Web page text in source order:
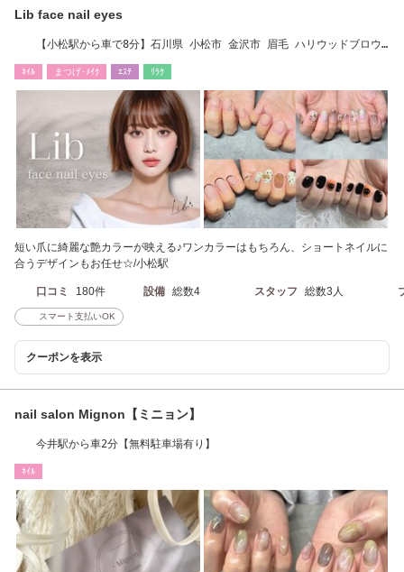
Lib face nail eyes
【小松駅から車で8分】石川県 小松市 金沢市 眉毛 ハリウッドブロウ
ﾈｲﾙ まつげ･ﾒｲｸ ｴｽﾃ ﾘﾗｸ
短い爪に綺麗な艶カラーが映える♪ワンカラーはもちろん、ショートネイルに
合うデザインもお任せ☆/小松駅
口コミ 180件 設備 総数4 スタッフ 総数3人
スマート支払いOK
クーポンを表示
nail salon Mignon【ミニョン】
今井駅から車2分【無料駐車場有り】
ﾈｲﾙ